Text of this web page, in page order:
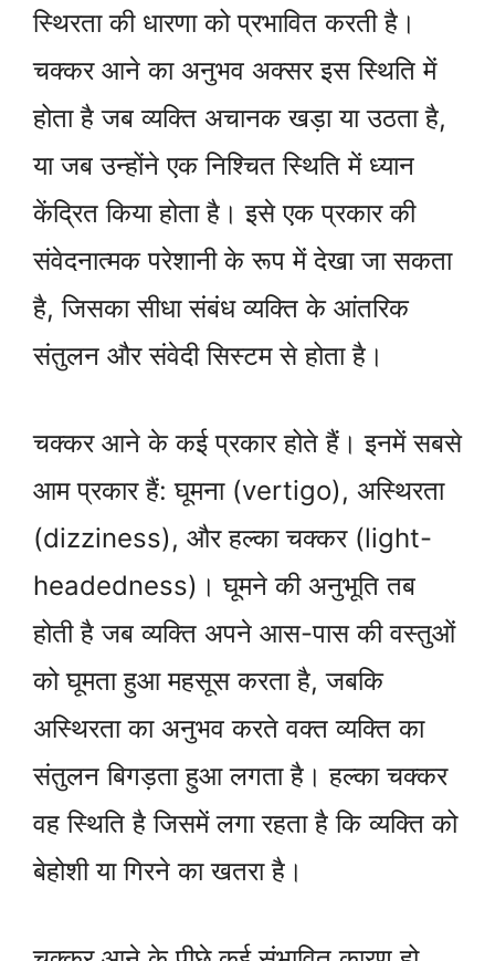
स्थिरता की धारणा को प्रभावित करती है।
चक्कर आने का अनुभव अक्सर इस स्थिति में
होता है जब व्यक्ति अचानक खड़ा या उठता है,
या जब उन्होंने एक निश्चित स्थिति में ध्यान
केंद्रित किया होता है। इसे एक प्रकार की
संवेदनात्मक परेशानी के रूप में देखा जा सकता
है, जिसका सीधा संबंध व्यक्ति के आंतरिक
संतुलन और संवेदी सिस्टम से होता है।
चक्कर आने के कई प्रकार होते हैं। इनमें सबसे
आम प्रकार हैं: घूमना (vertigo), अस्थिरता
(dizziness), और हल्का चक्कर (light-
headedness)। घूमने की अनुभूति तब
होती है जब व्यक्ति अपने आस-पास की वस्तुओं
को घूमता हुआ महसूस करता है, जबकि
अस्थिरता का अनुभव करते वक्त व्यक्ति का
संतुलन बिगड़ता हुआ लगता है। हल्का चक्कर
वह स्थिति है जिसमें लगा रहता है कि व्यक्ति को
बेहोशी या गिरने का खतरा है।